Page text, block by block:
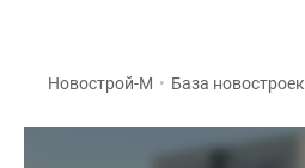
Новострой-М • База новостроек